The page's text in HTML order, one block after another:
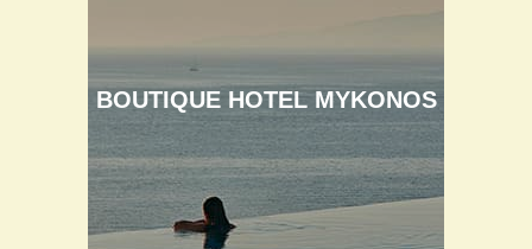
BOUTIQUE HOTEL MYKONOS